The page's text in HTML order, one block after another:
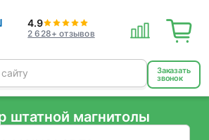
4.9
2 628+ отзывов
Заказать
звонок
штатной магнитолы